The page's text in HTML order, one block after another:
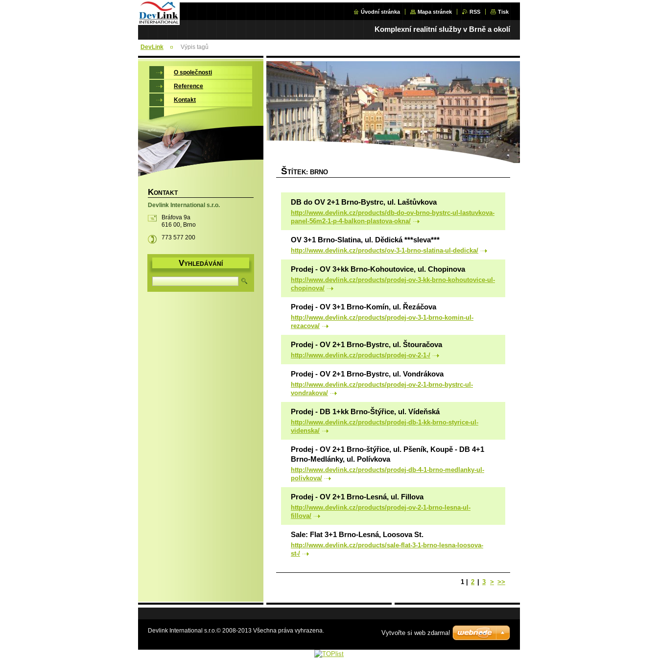
Úvodní stránka Mapa stránek RSS Tisk
Komplexní realitní služby v Brně a okolí
DevLink Výpis tagů
ŠTÍTEK: BRNO
DB do OV 2+1 Brno-Bystrc, ul. Laštůvkova
http://www.devlink.cz/products/db-do-ov-brno-bystrc-ul-lastuvkova-
panel-56m2-1-p-4-balkon-plastova-okna/
OV 3+1 Brno-Slatina, ul. Dědická ***sleva***
http://www.devlink.cz/products/ov-3-1-brno-slatina-ul-dedicka/
Prodej - OV 3+kk Brno-Kohoutovice, ul. Chopinova
http://www.devlink.cz/products/prodej-ov-3-kk-brno-kohoutovice-ul-
chopinova/
Prodej - OV 3+1 Brno-Komín, ul. Řezáčova
http://www.devlink.cz/products/prodej-ov-3-1-brno-komin-ul-
rezacova/
Prodej - OV 2+1 Brno-Bystrc, ul. Štouračova
http://www.devlink.cz/products/prodej-ov-2-1-/
Prodej - OV 2+1 Brno-Bystrc, ul. Vondrákova
http://www.devlink.cz/products/prodej-ov-2-1-brno-bystrc-ul-
vondrakova/
Prodej - DB 1+kk Brno-Štýřice, ul. Vídeňská
http://www.devlink.cz/products/prodej-db-1-kk-brno-styrice-ul-
videnska/
Prodej - OV 2+1 Brno-štýřice, ul. Pšeník, Koupě - DB 4+1
Brno-Medlánky, ul. Polívkova
http://www.devlink.cz/products/prodej-db-4-1-brno-medlanky-ul-
polivkova/
Prodej - OV 2+1 Brno-Lesná, ul. Fillova
http://www.devlink.cz/products/prodej-ov-2-1-brno-lesna-ul-
fillova/
Sale: Flat 3+1 Brno-Lesná, Loosova St.
http://www.devlink.cz/products/sale-flat-3-1-brno-lesna-loosova-
st-/
1 2 3 > >>
O společnosti
Reference
Kontakt
KONTAKT
Devlink International s.r.o.
Bráfova 9a
616 00, Brno
773 577 200
VYHLEDÁVÁNÍ
Devlink International s.r.o.© 2008-2013 Všechna práva vyhrazena. Vytvořte si web zdarma!